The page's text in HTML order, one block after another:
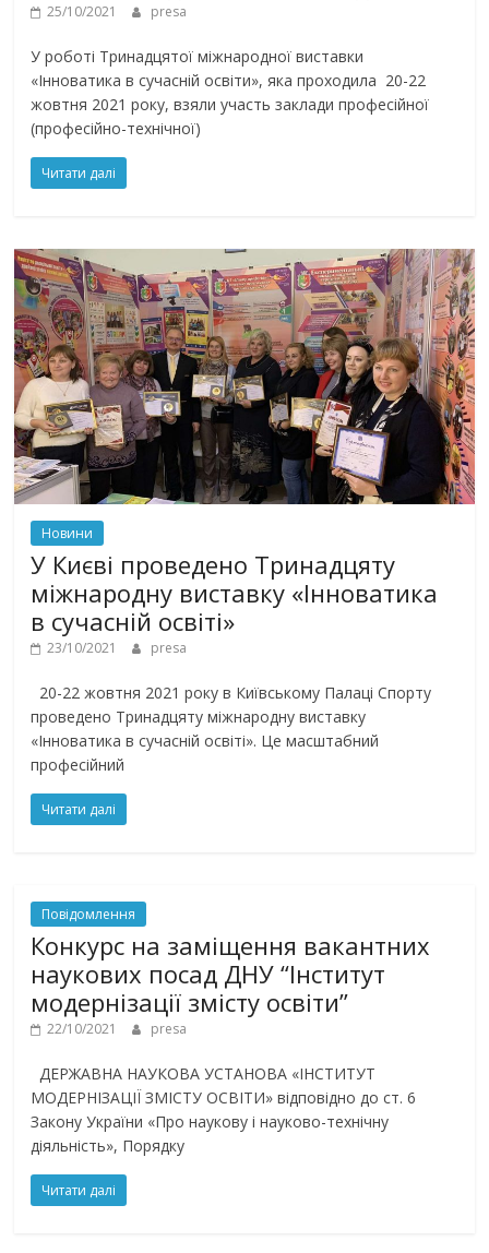
25/10/2021 presa
У роботі Тринадцятої міжнародної виставки
«Інноватика в сучасній освіти», яка проходила 20-22
жовтня 2021 року, взяли участь заклади професійної
(професійно-технічної)
Читати далі
Новини
У Києві проведено Тринадцяту
міжнародну виставку «Інноватика
в сучасній освіті»
23/10/2021 presa
20-22 жовтня 2021 року в Київському Палаці Спорту
проведено Тринадцяту міжнародну виставку
«Інноватика в сучасній освіті». Це масштабний
професійний
Читати далі
Повідомлення
Конкурс на заміщення вакантних
наукових посад ДНУ “Інститут
модернізації змісту освіти”
22/10/2021 presa
ДЕРЖАВНА НАУКОВА УСТАНОВА «ІНСТИТУТ
МОДЕРНІЗАЦІЇ ЗМІСТУ ОСВІТИ» відповідно до ст. 6
Закону України «Про наукову і науково-технічну
діяльність», Порядку
Читати далі